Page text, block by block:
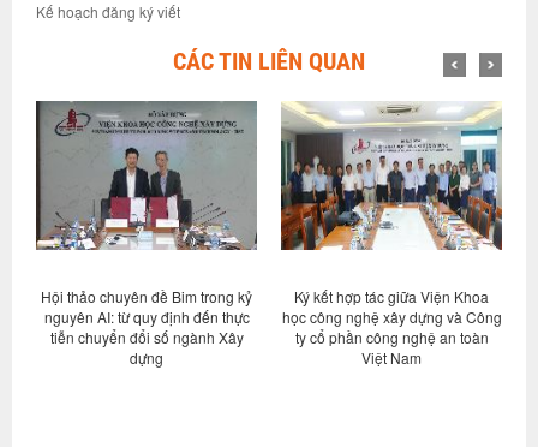
Kế hoạch đăng ký viết
CÁC TIN LIÊN QUAN
đề Bim trong kỷ
từ quy định đến thực
đổi số ngành Xây
Ký kết hợp tác giữa Viện Khoa
học công nghệ xây dựng và Công
ty cổ phần công nghệ an toàn
Hội nghị sơ kết
vụ 6 tháng đầu
nhiệm vụ kế